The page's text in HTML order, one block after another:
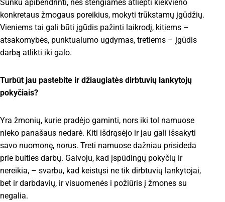
Sunku apibendrinti, nes stengiamės atliepti kiekvieno
konkretaus žmogaus poreikius, mokyti trūkstamų įgūdžių.
Vieniems tai gali būti įgūdis pažinti laikrodį, kitiems –
atsakomybės, punktualumo ugdymas, tretiems – įgūdis
darbą atlikti iki galo.
Turbūt jau pastebite ir džiaugiatės dirbtuvių lankytojų
pokyčiais?
Yra žmonių, kurie pradėjo gaminti, nors iki tol namuose
nieko panašaus nedarė. Kiti išdrąsėjo ir jau gali išsakyti
savo nuomonę, norus. Treti namuose dažniau prisideda
prie buities darbų. Galvoju, kad įspūdingų pokyčių ir
nereikia, – svarbu, kad keistųsi ne tik dirbtuvių lankytojai,
bet ir darbdavių, ir visuomenės i požiūris į žmones su
negalia.